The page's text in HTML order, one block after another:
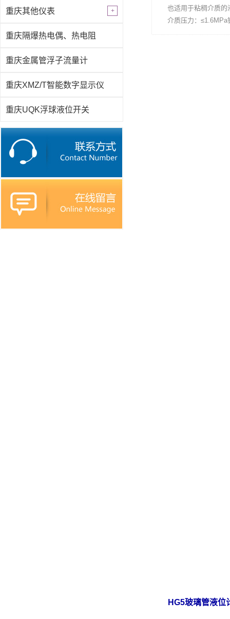
重庆其他仪表
重庆隔爆热电偶、热电阻
重庆金属管浮子流量计
重庆XMZ/T智能数字显示仪
重庆UQK浮球液位开关
也适用于粘稠介质
介质压力：≤1.6MPa
HG5玻璃管液位